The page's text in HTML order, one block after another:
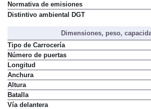
Normativa de emisiones
Distintivo ambiental DGT
Dimensiones, peso,
Tipo de Carrocería
Número de puertas
Longitud
Anchura
Altura
Batalla
Vía delantera